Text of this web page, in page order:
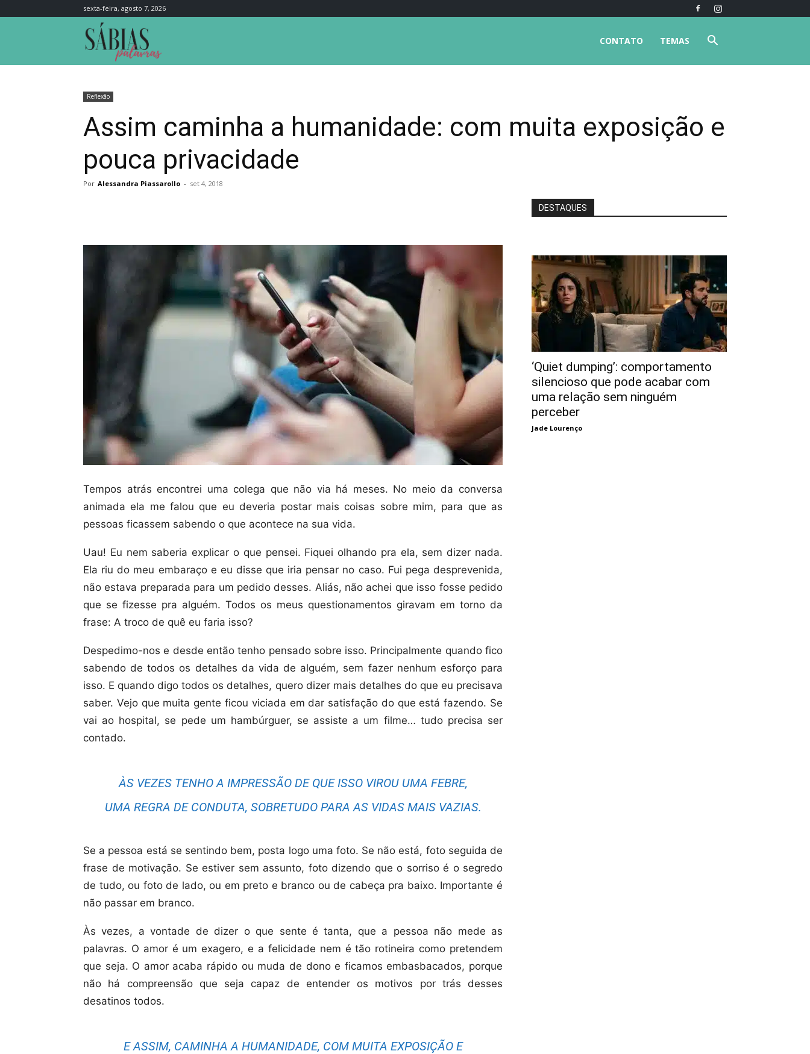
sexta-feira, agosto 7, 2026
TEMAS
CONTATO
Reflexão
Assim caminha a humanidade: com muita exposição e
pouca privacidade
Por Alessandra Piassarollo - set 4, 2018
Tempos atrás encontrei uma colega que não via há meses. No meio da conversa
animada ela me falou que eu deveria postar mais coisas sobre mim, para que as
pessoas ficassem sabendo o que acontece na sua vida.
Uau! Eu nem saberia explicar o que pensei. Fiquei olhando pra ela, sem dizer nada.
Ela riu do meu embaraço e eu disse que iria pensar no caso. Fui pega desprevenida,
não estava preparada para um pedido desses. Aliás, não achei que isso fosse pedido
que se fizesse pra alguém. Todos os meus questionamentos giravam em torno da
frase: A troco de quê eu faria isso?
Despedimo-nos e desde então tenho pensado sobre isso. Principalmente quando fico
sabendo de todos os detalhes da vida de alguém, sem fazer nenhum esforço para
isso. E quando digo todos os detalhes, quero dizer mais detalhes do que eu precisava
saber. Vejo que muita gente ficou viciada em dar satisfação do que está fazendo. Se
vai ao hospital, se pede um hambúrguer, se assiste a um filme… tudo precisa ser
contado.
ÀS VEZES TENHO A IMPRESSÃO DE QUE ISSO VIROU UMA FEBRE,
UMA REGRA DE CONDUTA, SOBRETUDO PARA AS VIDAS MAIS VAZIAS.
Se a pessoa está se sentindo bem, posta logo uma foto. Se não está, foto seguida de
frase de motivação. Se estiver sem assunto, foto dizendo que o sorriso é o segredo
de tudo, ou foto de lado, ou em preto e branco ou de cabeça pra baixo. Importante é
não passar em branco.
Às vezes, a vontade de dizer o que sente é tanta, que a pessoa não mede as
palavras. O amor é um exagero, e a felicidade nem é tão rotineira como pretendem
que seja. O amor acaba rápido ou muda de dono e ficamos embasbacados, porque
não há compreensão que seja capaz de entender os motivos por trás desses
desatinos todos.
E ASSIM, CAMINHA A HUMANIDADE, COM MUITA EXPOSIÇÃO E
DESTAQUES
‘Quiet dumping’: comportamento
silencioso que pode acabar com
uma relação sem ninguém
perceber
Jade Lourenço